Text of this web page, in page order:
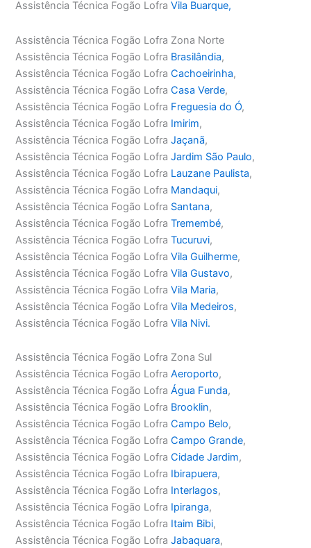
Assistência Técnica Fogão LofraVila Buarque,
Assistência Técnica Fogão Lofra Zona Norte
Assistência Técnica Fogão Lofra Brasilândia,
Assistência Técnica Fogão LofraCachoeirinha,
Assistência Técnica Fogão LofraCasa Verde,
Assistência Técnica Fogão Lofra Freguesia do Ó,
Assistência Técnica Fogão Lofra Imirim,
Assistência Técnica Fogão LofraJaçanã,
Assistência Técnica Fogão LofraJardim São Paulo,
Assistência Técnica Fogão Lofra Lauzane Paulista,
Assistência Técnica Fogão Lofra Mandaqui,
Assistência Técnica Fogão Lofra Santana,
Assistência Técnica Fogão LofraTremembé,
Assistência Técnica Fogão LofraTucuruvi,
Assistência Técnica Fogão LofraVila Guilherme,
Assistência Técnica Fogão LofraVila Gustavo,
Assistência Técnica Fogão LofraVila Maria,
Assistência Técnica Fogão LofraVila Medeiros,
Assistência Técnica Fogão LofraVila Nivi.
Assistência Técnica Fogão Lofra Zona Sul
Assistência Técnica Fogão LofraAeroporto,
Assistência Técnica Fogão LofraÁgua Funda,
Assistência Técnica Fogão Lofra Brooklin,
Assistência Técnica Fogão LofraCampo Belo,
Assistência Técnica Fogão LofraCampo Grande,
Assistência Técnica Fogão LofraCidade Jardim,
Assistência Técnica Fogão Lofra Ibirapuera,
Assistência Técnica Fogão Lofra Interlagos,
Assistência Técnica Fogão Lofra Ipiranga,
Assistência Técnica Fogão Lofra Itaim Bibi,
Assistência Técnica Fogão LofraJabaquara,